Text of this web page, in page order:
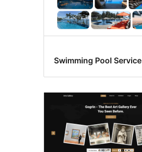
Swimming Pool Service